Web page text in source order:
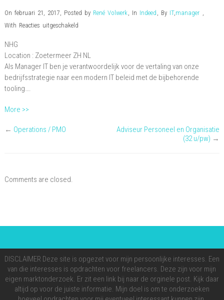
On februari 21, 2017, Posted by René Volwerk, In Indeed , By IT,manager ,
With Reacties uitgeschakeldvoor
uur)
NHG
Location : Zoetermeer ZH NL
Als Manager IT ben je verantwoordelijk voor de vertaling van onze
bedrijfsstrategie naar een modern IT beleid met de bijbehorende
tooling….
More >>
← Operations / PMO
Adviseur Personeel en Organisatie
(32 u/pw) →
Comments are closed.
DISCLAIMER Deze site is opgezet voor mijn persoonlijke interesses. Een
van die interesses is opdrachten voor freelancers. Deze zijn voor mijn
eigen marktonderzoek. Er zit een link bij naar de orginele post. Kijk daar
altijd op voor de juiste informatie. Mijn doel is om te onderzoeken